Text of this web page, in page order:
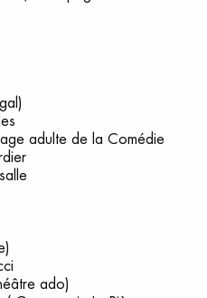
adulte de la Comédie
ado)